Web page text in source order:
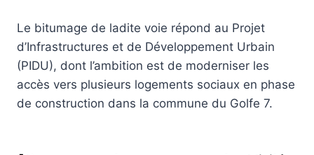
Le bitumage de ladite voie répond au Projet
d’Infrastructures et de Développement Urbain
(PIDU), dont l’ambition est de moderniser les
accès vers plusieurs logements sociaux en phase
de construction dans la commune du Golfe 7.